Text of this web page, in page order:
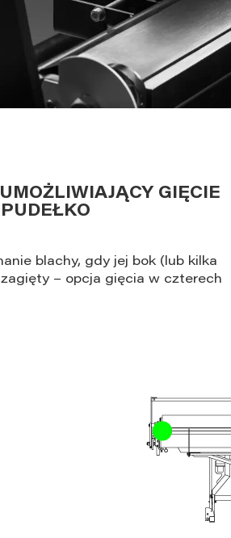
GIĘCIE
blachy, gdy jej bok (lub kilka
– opcja gięcia w czterech